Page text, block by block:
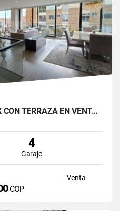
APARTAMENTO DÚPLEX CON TERRAZA EN VENTA BELLA SUIZA USAQUÉN BOGOTÁ
4
Garaje
Venta
COP